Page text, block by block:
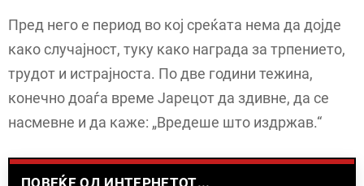
Пред него е период во кој среќата нема да дојде
како случајност, туку како награда за трпението,
трудот и истрајноста. По две години тежина,
конечно доаѓа време Јарецот да здивне, да се
насмевне и да каже: „Вредеше што издржав.“
ПОВЕЌЕ ОД ИНТЕРНЕТОТ...